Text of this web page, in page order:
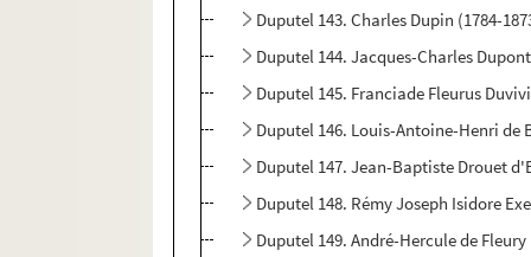
Duputel 143. Charles Dupin (1784-
Duputel 144. Jacques-Charles
Duputel 145. Franciade Fleurus
Duputel 146. Louis-Antoine-Henri de
Duputel 147. Jean-Baptiste Drouet
Duputel 148. Rémy Joseph Isidore
Duputel 149. André-Hercule de Fleury